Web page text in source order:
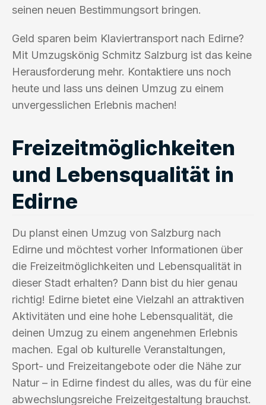
seinen neuen Bestimmungsort bringen.
Geld sparen beim Klaviertransport nach Edirne?
Mit Umzugskönig Schmitz Salzburg ist das keine
Herausforderung mehr. Kontaktiere uns noch
heute und lass uns deinen Umzug zu einem
unvergesslichen Erlebnis machen!
Freizeitmöglichkeiten
und Lebensqualität in
Edirne
Du planst einen Umzug von Salzburg nach
Edirne und möchtest vorher Informationen über
die Freizeitmöglichkeiten und Lebensqualität in
dieser Stadt erhalten? Dann bist du hier genau
richtig! Edirne bietet eine Vielzahl an attraktiven
Aktivitäten und eine hohe Lebensqualität, die
deinen Umzug zu einem angenehmen Erlebnis
machen. Egal ob kulturelle Veranstaltungen,
Sport- und Freizeitangebote oder die Nähe zur
Natur – in Edirne findest du alles, was du für eine
abwechslungsreiche Freizeitgestaltung brauchst.